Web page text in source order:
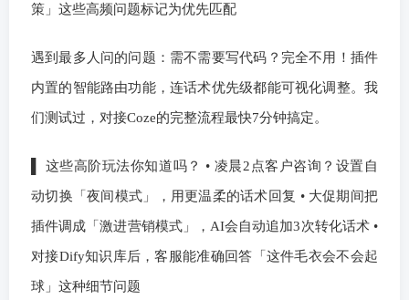
策」这些高频问题标记为优先匹配
遇到最多人问的问题：需不需要写代码？完全不用！插件
内置的智能路由功能，连话术优先级都能可视化调整。我
们测试过，对接Coze的完整流程最快7分钟搞定。
▌ 这些高阶玩法你知道吗？ • 凌晨2点客户咨询？设置自
动切换「夜间模式」，用更温柔的话术回复 • 大促期间把
插件调成「激进营销模式」，AI会自动追加3次转化话术 •
对接Dify知识库后，客服能准确回答「这件毛衣会不会起
球」这种细节问题